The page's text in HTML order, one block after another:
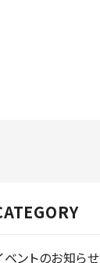
ベントのお知らせ